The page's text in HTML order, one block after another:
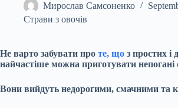
Мирослав Самсоненко
Страви з овочів
Не варто забувати про те, що з простих і
найчастіше можна приготувати непогані
Вони вийдуть недорогими, смачними та